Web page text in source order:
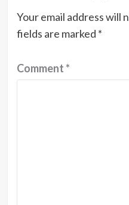
Your email address will
fields are marked *
Comment*